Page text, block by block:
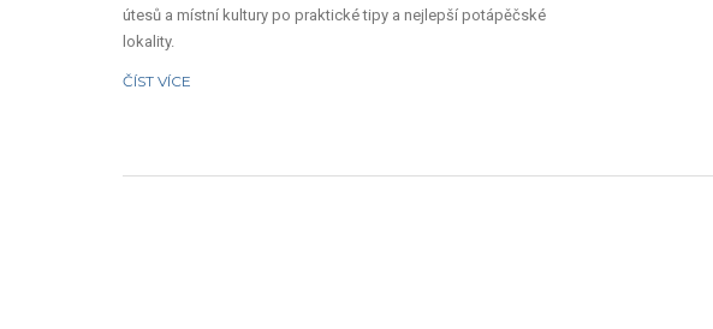
útesů a místní kultury po praktické tipy a nejlepší potápěčské
lokality.
ČÍST VÍCE